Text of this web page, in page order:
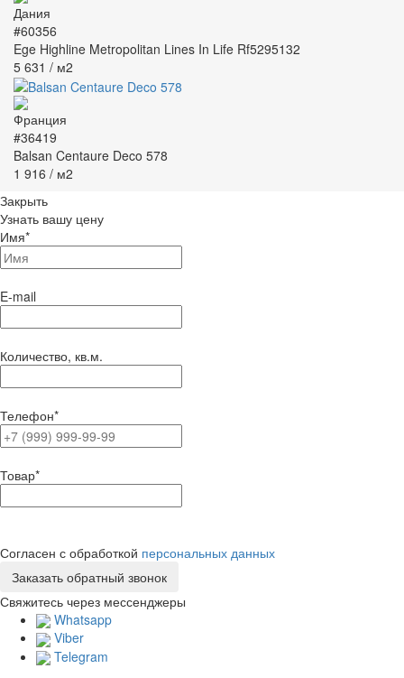
#60356
Ege Highline Metropolitan Lines In Life Rf5295132
5 631 / м2
#36419
Balsan Centaure Deco 578
1 916 / м2
Закрыть
Узнать вашу цену
Имя*
E-mail
Количество, кв.м.
Телефон*
Товар*
Согласен с обработкой персональных данных
Свяжитесь через мессенджеры
Whatsapp
Viber
Telegram